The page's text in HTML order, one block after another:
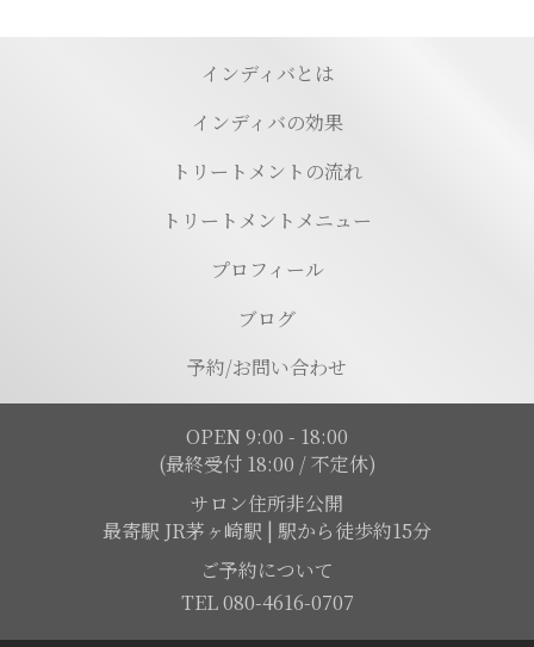
インディバとは
インディバの効果
トリートメントの流れ
トリートメントメニュー
プロフィール
ブログ
予約/お問い合わせ
OPEN 9:00 - 18:00
(最終受付 18:00 / 不定休)
サロン住所非公開
最寄駅 JR茅ヶ崎駅 | 駅から徒歩約15分
ご予約について
TEL 080-4616-0707